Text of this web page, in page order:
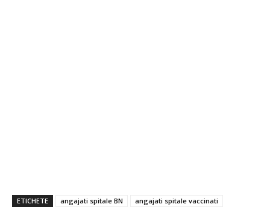
ETICHETE angajati spitale BN
angajati spitale vaccinati